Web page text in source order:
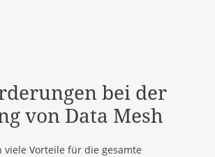
bei der
von Data Mesh
viele Vorteile für die gesamte